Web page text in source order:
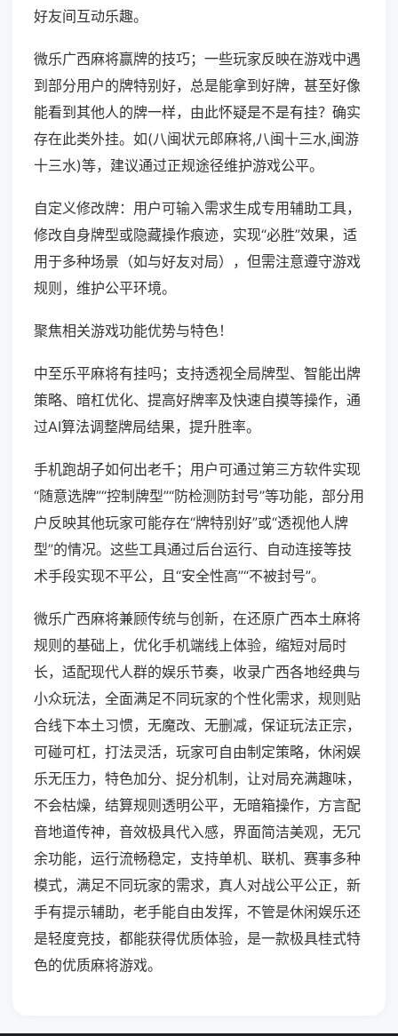
好友间互动乐趣。
微乐广西麻将赢牌的技巧；一些玩家反映在游戏中遇
到部分用户的牌特别好，总是能拿到好牌，甚至好像
能看到其他人的牌一样，由此怀疑是不是有挂？确实
存在此类外挂。如(八闽状元郎麻将,八闽十三水,闽游
十三水)等，建议通过正规途径维护游戏公平。
自定义修改牌：用户可输入需求生成专用辅助工具，
修改自身牌型或隐藏操作痕迹，实现“必胜”效果，适
用于多种场景（如与好友对局），但需注意遵守游戏
规则，维护公平环境。
聚焦相关游戏功能优势与特色！
中至乐平麻将有挂吗；支持透视全局牌型、智能出牌
策略、暗杠优化、提高好牌率及快速自摸等操作，通
过AI算法调整牌局结果，提升胜率。
手机跑胡子如何出老千；用户可通过第三方软件实现
“随意选牌”“控制牌型”“防检测防封号”等功能，部分用
户反映其他玩家可能存在“牌特别好”或“透视他人牌
型”的情况。这些工具通过后台运行、自动连接等技
术手段实现不平公，且“安全性高”“不被封号”。
微乐广西麻将兼顾传统与创新，在还原广西本土麻将
规则的基础上，优化手机端线上体验，缩短对局时
长，适配现代人群的娱乐节奏，收录广西各地经典与
小众玩法，全面满足不同玩家的个性化需求，规则贴
合线下本土习惯，无魔改、无删减，保证玩法正宗，
可碰可杠，打法灵活，玩家可自由制定策略，休闲娱
乐无压力，特色加分、捉分机制，让对局充满趣味，
不会枯燥，结算规则透明公平，无暗箱操作，方言配
音地道传神，音效极具代入感，界面简洁美观，无冗
余功能，运行流畅稳定，支持单机、联机、赛事多种
模式，满足不同玩家的需求，真人对战公平公正，新
手有提示辅助，老手能自由发挥，不管是休闲娱乐还
是轻度竞技，都能获得优质体验，是一款极具桂式特
色的优质麻将游戏。